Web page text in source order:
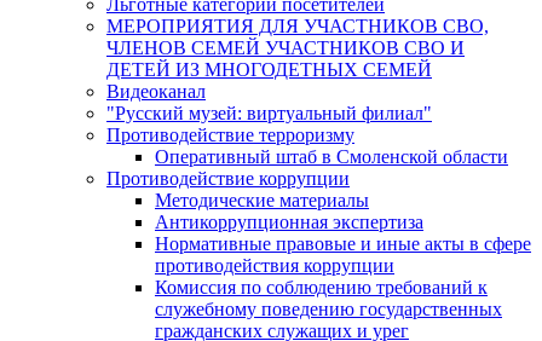
МЕРОПРИЯТИЯ ДЛЯ УЧАСТНИКОВ СВО,
ЧЛЕНОВ СЕМЕЙ УЧАСТНИКОВ СВО И
ДЕТЕЙ ИЗ МНОГОДЕТНЫХ СЕМЕЙ
Видеоканал
"Русский музей: виртуальный филиал"
Противодействие терроризму
Оперативный штаб в Смоленской области
Противодействие коррупции
Методические материалы
Антикоррупционная экспертиза
Нормативные правовые и иные акты в сфере
противодействия коррупции
Комиссия по соблюдению требований к
служебному поведению государственных
гражданских служащих и урег